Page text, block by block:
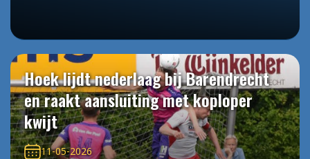
Hoek lijdt nederlaag bij Barendrecht
en raakt aansluiting met koploper
kwijt
11-05-2026